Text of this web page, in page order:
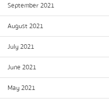
September 2021
August 2021
July 2021
June 2021
May 2021